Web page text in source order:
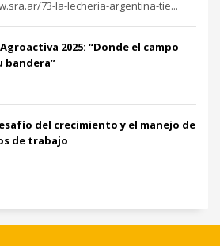
73-la-lecheria-argentina-tie...
2025: “Donde el campo
bandera”
del crecimiento y el manejo de
de trabajo